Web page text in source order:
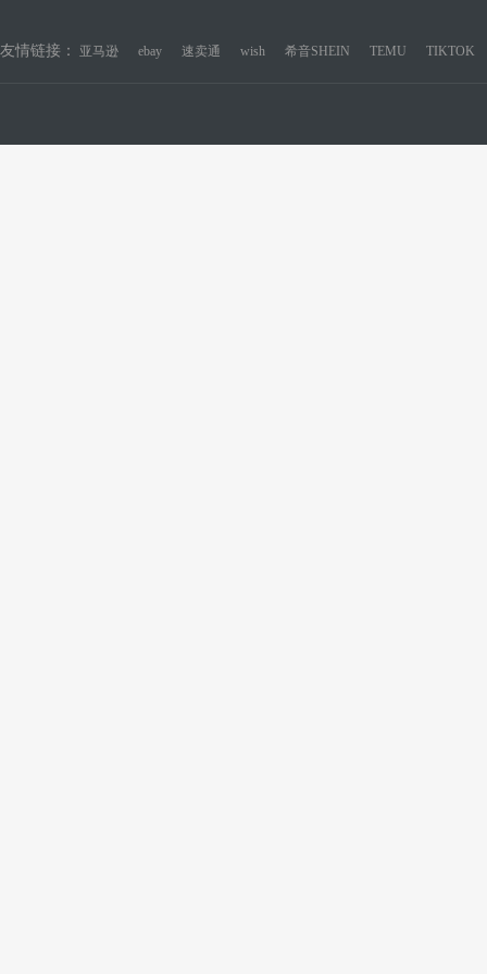
友情链接： 亚马逊 ebay 速卖通 wish 希音SHEIN TEMU TIKTOK